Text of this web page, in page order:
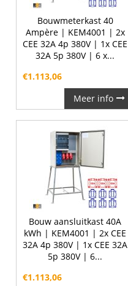
Bouwmeterkast 40
Ampère | KEM4001 | 2x
CEE 32A 4p 380V | 1x CEE
32A 5p 380V | 6 x...
€1.113,06
Meer info
Bouw aansluitkast 40A
kWh | KEM4001 | 2x CEE
32A 4p 380V | 1x CEE 32A
5p 380V | 6...
€1.113,06